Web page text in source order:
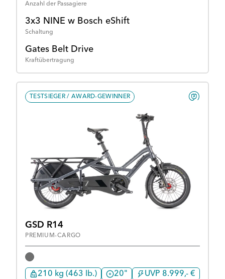
Anzahl der Passagiere
3x3 NINE w Bosch eShift
Schaltung
Gates Belt Drive
Kraftübertragung
TESTSIEGER / AWARD-GEWINNER
GSD R14
PREMIUM-CARGO
210 kg (463 lb.) 20" UVP 8.999,- €